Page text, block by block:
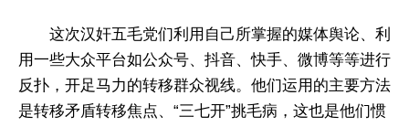
这次汉奸五毛党们利用自己所掌握的媒体舆论、利
用一些大众平台如公众号、抖音、快手、微博等等进行
反扑，开足马力的转移群众视线。他们运用的主要方法
是转移矛盾转移焦点、“三七开”挑毛病，这也是他们惯